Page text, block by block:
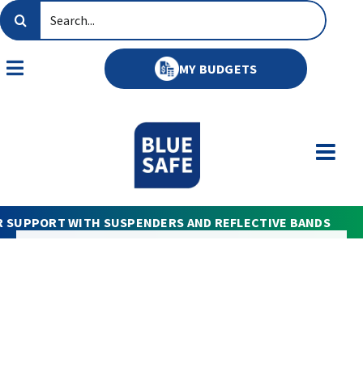
Skip
to
Search
for:
Toggle
MY BUDGETS
SUPPORT WITH SUSPENDERS AND REFLECTIVE BANDS